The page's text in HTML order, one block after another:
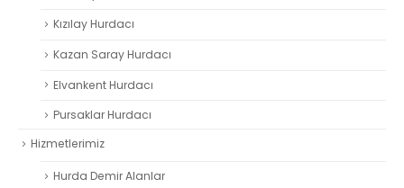
Kızılay Hurdacı
Kazan Saray Hurdacı
Elvankent Hurdacı
Pursaklar Hurdacı
Hizmetlerimiz
Hurda Demir Alanlar